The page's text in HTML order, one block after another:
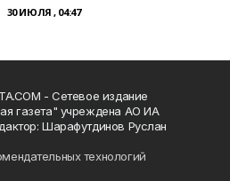
30 ИЮЛЯ , 04:47
- Сетевое издание
газета" учреждена АО ИА
Шарафутдинов Руслан
технологий